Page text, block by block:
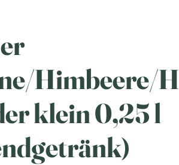
Himbeere/H
klein 0,25 l